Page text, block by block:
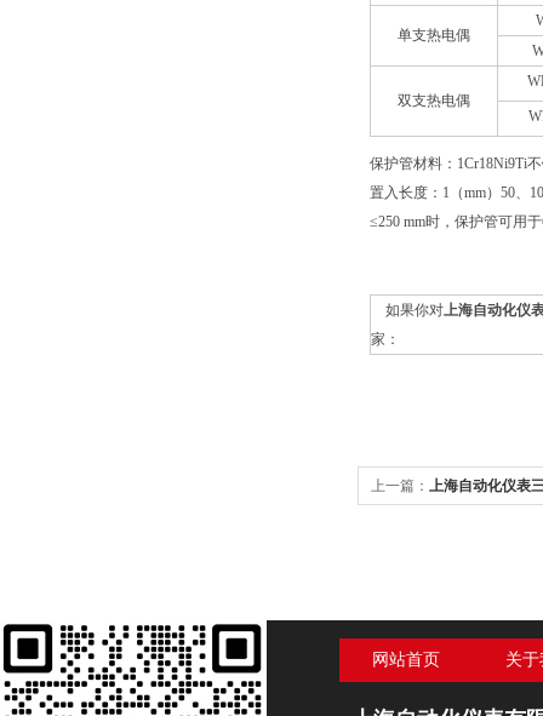
单支热电偶
双支热电偶
保护管材料：1Cr18Ni9Ti
置入长度：1（mm）50、
≤250 mm时，保护管可用
如果你对上海自动化仪
家：
上一篇： 上海自动化仪表
网站首页 关